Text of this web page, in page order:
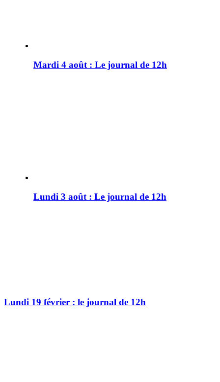
Mardi 4 août : Le journal de 12h
Lundi 3 août : Le journal de 12h
Lundi 19 février : le journal de 12h